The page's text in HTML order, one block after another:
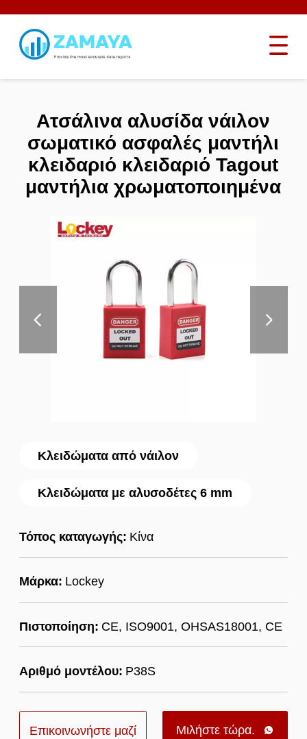
Κλειδώματα από νάιλον
Κλειδώματα με αλυσοδέτες 6 mm
Τόπος καταγωγής: Κίνα
Μάρκα: Lockey
Πιστοποίηση: CE, ISO9001, OHSAS18001, CE
Αριθμό μοντέλου: P38S
Επικοινωνήστε μαζί Μιλήστε τώρα. 
Ατσάλινα αλυσίδα νάιλον
σωματικό ασφαλές μαντήλι
κλειδαριό κλειδαριό Tagout
μαντήλια χρωματοποιημένα